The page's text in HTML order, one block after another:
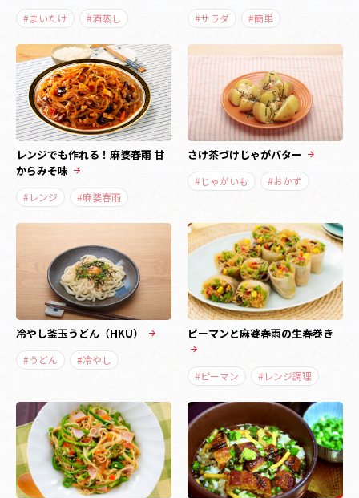
#まいたけ #酒蒸し #サラダ #簡単
レンジでも作れる！麻婆春雨 甘
からみそ味
#レンジ #麻婆春雨
さけ茶づけじゃがバター
#じゃがいも #おかず
冷やし釜玉うどん（HKU）
#うどん #冷やし
ピーマンと麻婆春雨の生春巻き
#ピーマン #レンジ調理